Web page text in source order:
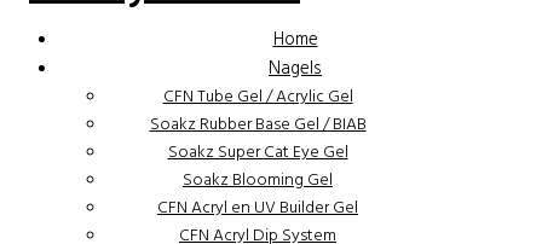
Home
Nagels
CFN Tube Gel / Acrylic Gel
Soakz Rubber Base Gel / BIAB
Soakz Super Cat Eye Gel
Soakz Blooming Gel
CFN Acryl en UV Builder Gel
CFN Acryl Dip System